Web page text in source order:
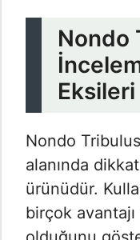
Nondo
Eksileri
Nondo
alanında
ürünüdür.
birçok avantajı